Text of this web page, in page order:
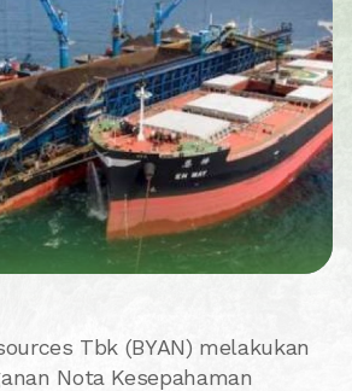
Tbk (BYAN) melakukan
Nota Kesepahaman